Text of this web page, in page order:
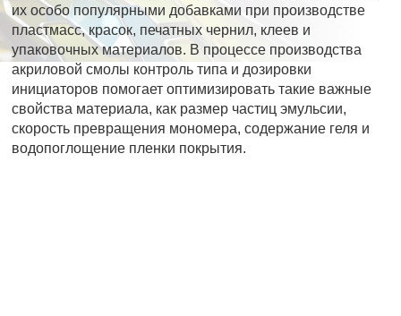
их особо популярными добавками при производстве
пластмасс, красок, печатных чернил, клеев и
упаковочных материалов. В процессе производства
акриловой смолы контроль типа и дозировки
инициаторов помогает оптимизировать такие важные
свойства материала, как размер частиц эмульсии,
скорость превращения мономера, содержание геля и
водопоглощение пленки покрытия.